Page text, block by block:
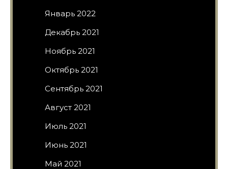
Январь 2022
Декабрь 2021
Ноябрь 2021
Октябрь 2021
Сентябрь 2021
Август 2021
Июль 2021
Июнь 2021
Май 2021